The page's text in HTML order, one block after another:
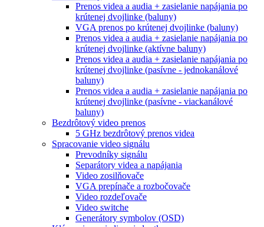
Prenos videa a audia + zasielanie napájania po
krútenej dvojlinke (baluny)
VGA prenos po krútenej dvojlinke (baluny)
Prenos videa a audia + zasielanie napájania po
krútenej dvojlinke (aktívne baluny)
Prenos videa a audia + zasielanie napájania po
krútenej dvojlinke (pasívne - jednokanálové
baluny)
Prenos videa a audia + zasielanie napájania po
krútenej dvojlinke (pasívne - viackanálové
baluny)
Bezdrôtový video prenos
5 GHz bezdrôtový prenos videa
Spracovanie video signálu
Prevodníky signálu
Separátory videa a napájania
Video zosilňovače
VGA prepínače a rozbočovače
Video rozdeľovače
Video switche
Generátory symbolov (OSD)